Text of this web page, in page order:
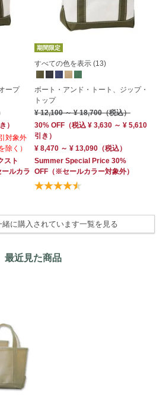
ープ
）
対象外
除く）
スト
ルカラ
期間限定
すべての色を表示 (13)
ボート・アンド・トート、ジップ・
トップ
¥ 12,100～¥ 18,700（税込）
30% OFF （税込 ¥ 3,630 ～ ¥ 5,610
引き）
¥ 8,470 ～ ¥ 13,090 （税込）
Summer Special Price 30%
OFF （※セールカラー対象外）
緒に購入されています一覧を見る
最近見た商品